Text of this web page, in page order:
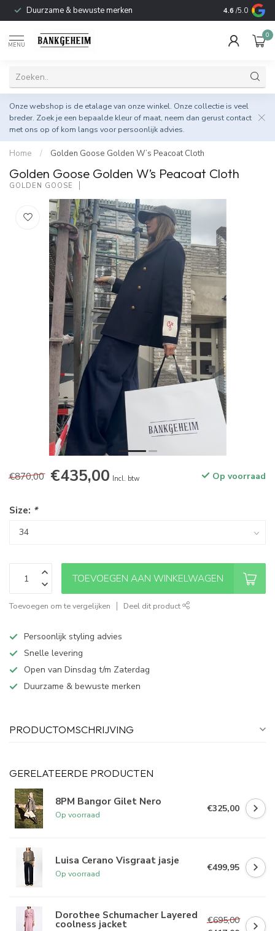
Duurzame & bewuste merken 4.6 /5.0
MENU
0
Onze webshop is de etalage van onze winkel. Onze collectie is veel
breder. Zoek je een bepaalde kleur of maat, neem dan gerust contact
met ons op of kom langs voor persoonlijk advies.
Home / Golden Goose Golden W’s Peacoat Cloth
Golden Goose Golden W’s Peacoat Cloth
GOLDEN GOOSE
€870,00 €435,00 Incl. btw Op voorraad
Size: *
TOEVOEGEN AAN WINKELWAGEN
Toevoegen om te vergelijken Deel dit product
Persoonlijk styling advies
Snelle levering
Open van Dinsdag t/m Zaterdag
Duurzame & bewuste merken
PRODUCTOMSCHRIJVING
GERELATEERDE PRODUCTEN
8PM Bangor Gilet Nero
Op voorraad
€325,00
Luisa Cerano Visgraat jasje
Op voorraad
€499,95
Dorothee Schumacher Layered
coolness jacket
€695,00